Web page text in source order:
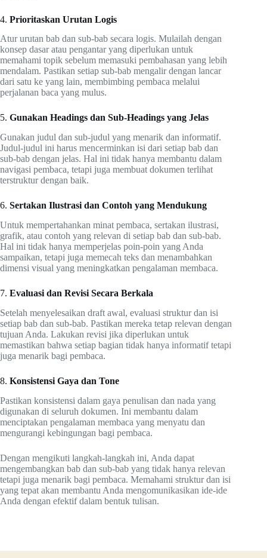
4. Prioritaskan Urutan Logis
Atur urutan bab dan sub-bab secara logis. Mulailah dengan
konsep dasar atau pengantar yang diperlukan untuk
memahami topik sebelum memasuki pembahasan yang lebih
mendalam. Pastikan setiap sub-bab mengalir dengan lancar
dari satu ke yang lain, membimbing pembaca melalui
perjalanan baca yang mulus.
5. Gunakan Headings dan Sub-Headings yang Jelas
Gunakan judul dan sub-judul yang menarik dan informatif.
Judul-judul ini harus mencerminkan isi dari setiap bab dan
sub-bab dengan jelas. Hal ini tidak hanya membantu dalam
navigasi pembaca, tetapi juga membuat dokumen terlihat
terstruktur dengan baik.
6. Sertakan Ilustrasi dan Contoh yang Mendukung
Untuk mempertahankan minat pembaca, sertakan ilustrasi,
grafik, atau contoh yang relevan di setiap bab dan sub-bab.
Hal ini tidak hanya memperjelas poin-poin yang Anda
sampaikan, tetapi juga memecah teks dan menambahkan
dimensi visual yang meningkatkan pengalaman membaca.
7. Evaluasi dan Revisi Secara Berkala
Setelah menyelesaikan draft awal, evaluasi struktur dan isi
setiap bab dan sub-bab. Pastikan mereka tetap relevan dengan
tujuan Anda. Lakukan revisi jika diperlukan untuk
memastikan bahwa setiap bagian tidak hanya informatif tetapi
juga menarik bagi pembaca.
8. Konsistensi Gaya dan Tone
Pastikan konsistensi dalam gaya penulisan dan nada yang
digunakan di seluruh dokumen. Ini membantu dalam
menciptakan pengalaman membaca yang menyatu dan
mengurangi kebingungan bagi pembaca.
Dengan mengikuti langkah-langkah ini, Anda dapat
mengembangkan bab dan sub-bab yang tidak hanya relevan
tetapi juga menarik bagi pembaca. Memahami struktur dan isi
yang tepat akan membantu Anda mengomunikasikan ide-ide
Anda dengan efektif dalam bentuk tulisan.